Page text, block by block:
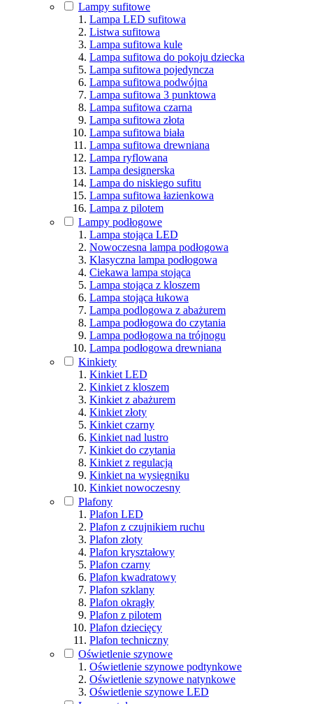
Lampy sufitowe
Lampa LED sufitowa
Listwa sufitowa
Lampa sufitowa kule
Lampa sufitowa do pokoju dziecka
Lampa sufitowa pojedyncza
Lampa sufitowa podwójna
Lampa sufitowa 3 punktowa
Lampa sufitowa czarna
Lampa sufitowa złota
Lampa sufitowa biała
Lampa sufitowa drewniana
Lampa ryflowana
Lampa designerska
Lampa do niskiego sufitu
Lampa sufitowa łazienkowa
Lampa z pilotem
Lampy podłogowe
Lampa stojąca LED
Nowoczesna lampa podłogowa
Klasyczna lampa podłogowa
Ciekawa lampa stojąca
Lampa stojąca z kloszem
Lampa stojąca łukowa
Lampa podlogowa z abażurem
Lampa podłogowa do czytania
Lampa podłogowa na trójnogu
Lampa podłogowa drewniana
Kinkiety
Kinkiet LED
Kinkiet z kloszem
Kinkiet z abażurem
Kinkiet złoty
Kinkiet czarny
Kinkiet nad lustro
Kinkiet do czytania
Kinkiet z regulacją
Kinkiet na wysięgniku
Kinkiet nowoczesny
Plafony
Plafon LED
Plafon z czujnikiem ruchu
Plafon złoty
Plafon kryształowy
Plafon czarny
Plafon kwadratowy
Plafon szklany
Plafon okrągły
Plafon z pilotem
Plafon dziecięcy
Plafon techniczny
Oświetlenie szynowe
Oświetlenie szynowe podtynkowe
Oświetlenie szynowe natynkowe
Oświetlenie szynowe LED